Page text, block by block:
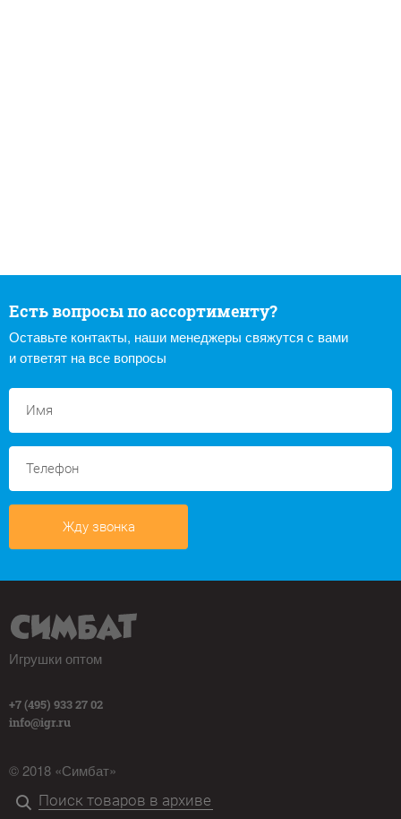
Есть вопросы по ассортименту?
Оставьте контакты, наши менеджеры свяжутся с вами
и ответят на все вопросы
Жду звонка
Игрушки оптом
+7 (495) 933 27 02
info@igr.ru
© 2018 «Симбат»